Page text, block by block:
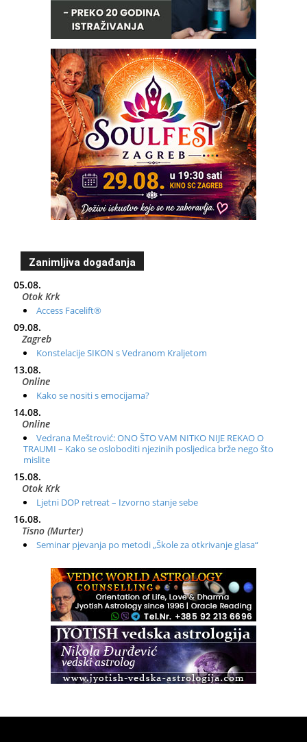
Zanimljiva događanja
05.08.
Otok Krk
Access Facelift®
09.08.
Zagreb
Konstelacije SIKON s Vedranom Kraljetom
13.08.
Online
Kako se nositi s emocijama?
14.08.
Online
Vedrana Meštrović: ONO ŠTO VAM NITKO NIJE REKAO O
TRAUMI – Kako se osloboditi njezinih posljedica brže nego što
mislite
15.08.
Otok Krk
Ljetni DOP retreat – Izvorno stanje sebe
16.08.
Tisno (Murter)
Seminar pjevanja po metodi „Škole za otkrivanje glasa“
Radionica: Pomagači iz drugih dimenzija Online – otvoreno za
Zagreb+Online
Osnovni ThetaHealing® tečaj, Zagreb i Online
Access BARS®, otpusti stres